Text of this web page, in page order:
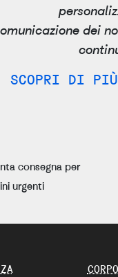
dei
SCOPRI DI
consegna per
urgenti